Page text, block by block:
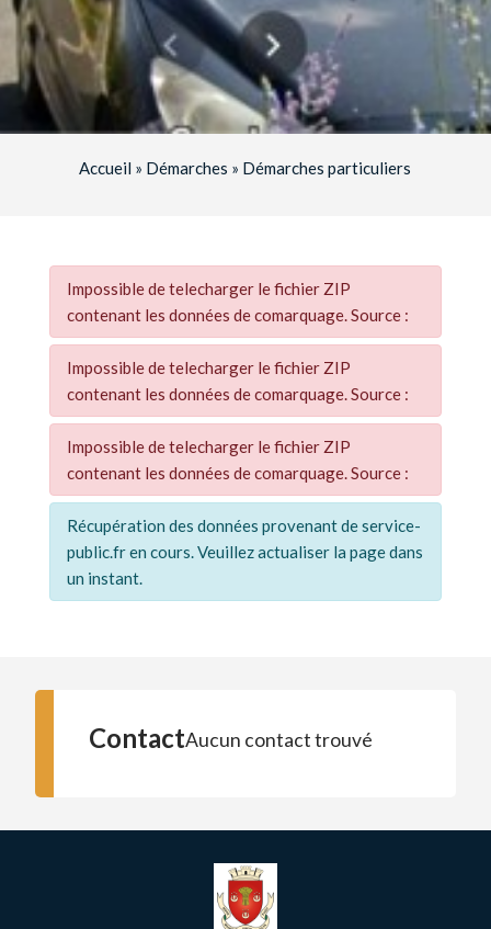
Accueil » Démarches » Démarches particuliers
Impossible de telecharger le fichier ZIP
contenant les données de comarquage. Source :
Impossible de telecharger le fichier ZIP
contenant les données de comarquage. Source :
Impossible de telecharger le fichier ZIP
contenant les données de comarquage. Source :
Récupération des données provenant de service-
public.fr en cours. Veuillez actualiser la page dans
un instant.
ContactAucun contact trouvé